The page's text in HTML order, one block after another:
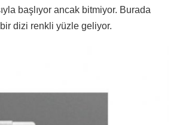
başlıyor ancak bitmiyor. Burada
dizi renkli yüzle geliyor.